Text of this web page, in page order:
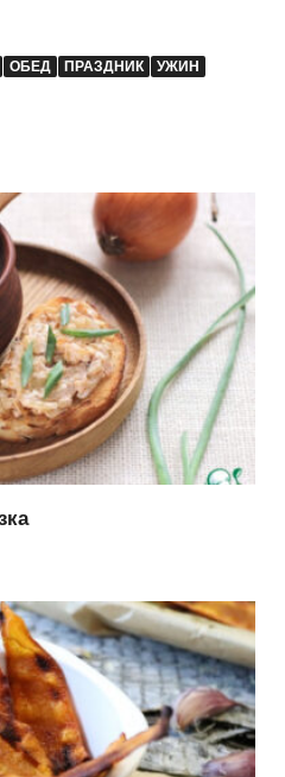
ОБЕД ПРАЗДНИК УЖИН